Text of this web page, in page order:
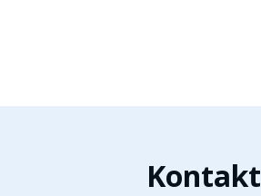
Kontakt